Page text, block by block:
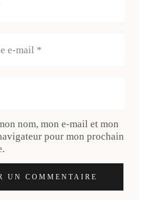
nom, mon e-mail et mon
pour mon prochain
UN COMMENTAIRE